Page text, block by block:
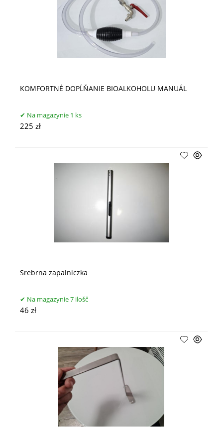
KOMFORTNÉ DOPĹŇANIE BIOALKOHOLU MANUÁL
Na magazynie 1 ks
225 zł
Srebrna zapalniczka
Na magazynie 7 ilošč
46 zł